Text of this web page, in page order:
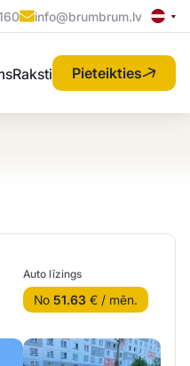
info@brumbrum.lv
Raksti Pieteikties
Auto līzings
No 51.63 € / mēn.